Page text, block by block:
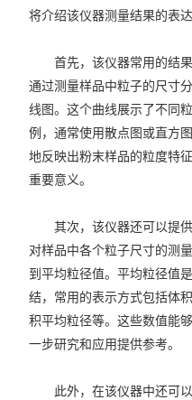
将介绍该仪器测量结果的表达
首先，该仪器常用的结果
通过测量样品中粒子的尺寸
线图。这个曲线展示了不同
例，通常使用散点图或直方
地反映出粉末样品的粒度特
重要意义。
其次，该仪器还可以提供
对样品中各个粒子尺寸的测
到平均粒径值。平均粒径值
结，常用的表示方式包括体
积平均粒径等。这些数值能
一步研究和应用提供参考。
此外，在该仪器中还可以